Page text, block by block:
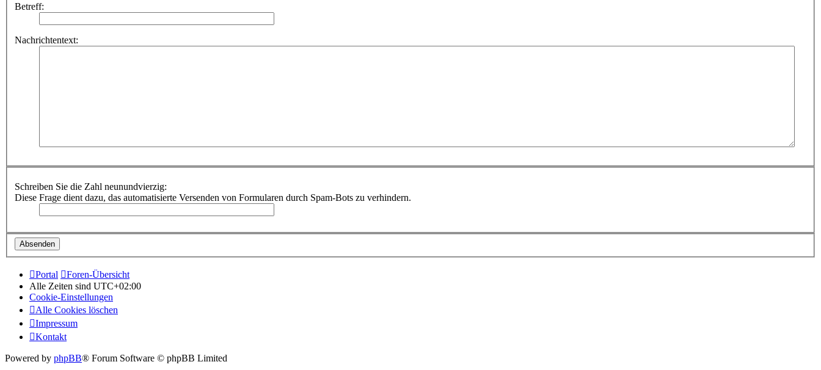
Betreff:
Nachrichtentext:
Schreiben Sie die Zahl neunundvierzig:
Diese Frage dient dazu, das automatisierte Versenden von Formularen durch Spam-Bots zu verhindern.
Portal
Foren-Übersicht
Alle Zeiten sind UTC+02:00
Cookie-Einstellungen
Alle Cookies löschen
Impressum
Kontakt
Powered by phpBB® Forum Software © phpBB Limited